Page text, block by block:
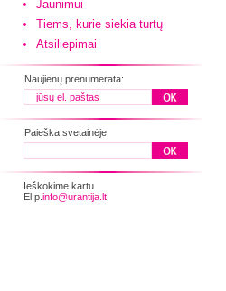
Jaunimui
Tiems, kurie siekia turtų
Atsiliepimai
Naujienų prenumerata:
Paieška svetainėje:
Ieškokime kartu
El.p. info@urantija.lt